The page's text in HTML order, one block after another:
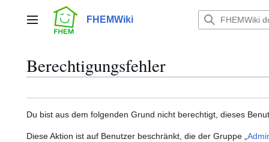
springenHauptmenü FHEMWiki
Berechtigungsfehler
Du bist aus dem folgenden Grund nicht berechtigt, dieses
Diese Aktion ist auf Benutzer beschränkt, die der Gruppe „